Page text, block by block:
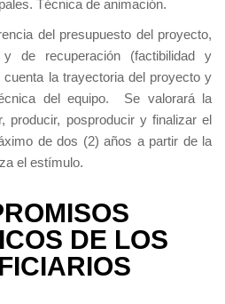
Técnica de animación.
del presupuesto del proyecto,
de recuperación (factibilidad y
la trayectoria del proyecto y
del equipo. Se valorará la
producir, posproducir y finalizar el
de dos (2) años a partir de la
el estímulo.
DE LOS